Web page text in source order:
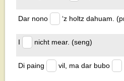
Dar nono ‘z holtz dahuam.
I nicht mear. (seng)
Di paing vil, ma dar bubo